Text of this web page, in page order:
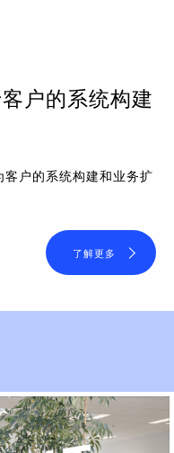
户的系统构建
户的系统构建和业务扩
了解更多